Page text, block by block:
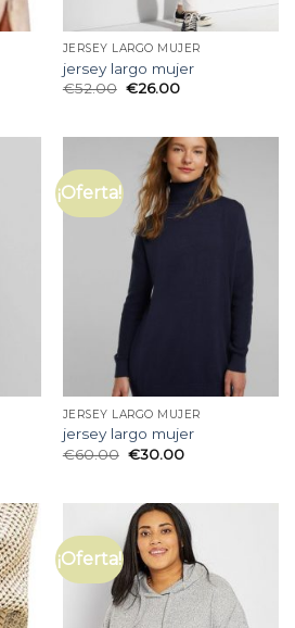
JERSEY LARGO MUJER
jersey largo mujer
€52.00 €26.00
¡Oferta!
JERSEY LARGO MUJER
jersey largo mujer
€60.00 €30.00
¡Oferta!